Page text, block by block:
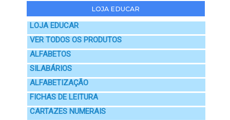
LOJA EDUCAR
LOJA EDUCAR
VER TODOS OS PRODUTOS
ALFABETOS
SILABÁRIOS
ALFABETIZAÇÃO
FICHAS DE LEITURA
CARTAZES NUMERAIS